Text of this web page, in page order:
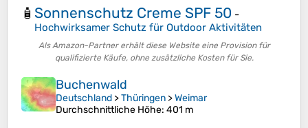
🧴 Sonnenschutz Creme SPF 50 -
Hochwirksamer Schutz für Outdoor Aktivitäten
Als Amazon-Partner erhält diese Website eine Provision für
qualifizierte Käufe, ohne zusätzliche Kosten für Sie.
Buchenwald
Deutschland >Thüringen >Weimar
Durchschnittliche Höhe: 401 m